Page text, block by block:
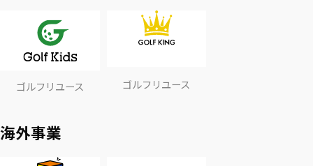
ゴルフリユース ゴルフリユース
海外事業